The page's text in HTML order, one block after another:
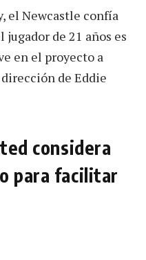
el Newcastle confía
de 21 años es
en el proyecto a
de Eddie
considera
para facilitar